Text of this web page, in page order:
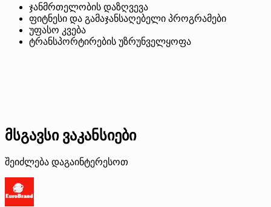
ჯანმრთელობის დაზღვევა
ფიტნესი და გამაჯანსაღებელი პროგრამები
უფასო კვება
ტრანსპორტირების უზრუნველყოფა
მსგავსი ვაკანსიები
შეიძლება დაგაინტერესოთ